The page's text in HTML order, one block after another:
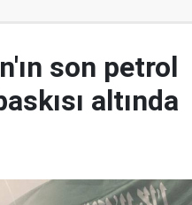
son petrol
altında